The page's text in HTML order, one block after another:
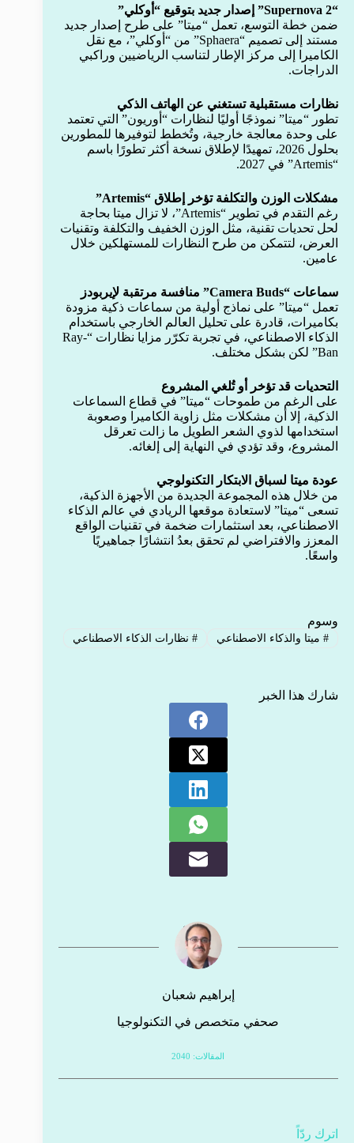
“Supernova 2” إصدار جديد بتوقيع “أوكلي”
ضمن خطة التوسع، تعمل “ميتا” على طرح إصدار جديد
مستند إلى تصميم “Sphaera” من “أوكلي”، مع نقل
الكاميرا إلى مركز الإطار لتناسب الرياضيين وراكبي
الدراجات.
نظارات مستقبلية تستغني عن الهاتف الذكي
تطور “ميتا” نموذجًا أوليًا لنظارات “أوريون” التي تعتمد
على وحدة معالجة خارجية، وتُخطط لتوفيرها للمطورين
بحلول 2026، تمهيدًا لإطلاق نسخة أكثر تطورًا باسم
“Artemis” في 2027.
مشكلات الوزن والتكلفة تؤخر إطلاق “Artemis”
رغم التقدم في تطوير “Artemis”، لا تزال ميتا بحاجة
لحل تحديات تقنية، مثل الوزن الخفيف والتكلفة وتقنيات
العرض، لتتمكن من طرح النظارات للمستهلكين خلال
عامين.
سماعات “Camera Buds” منافسة مرتقبة لإيربودز
تعمل “ميتا” على نماذج أولية من سماعات ذكية مزودة
بكاميرات، قادرة على تحليل العالم الخارجي باستخدام
الذكاء الاصطناعي، في تجربة تكرّر مزايا نظارات “Ray-
Ban” لكن بشكل مختلف.
التحديات قد تؤخر أو تُلغي المشروع
على الرغم من طموحات “ميتا” في قطاع السماعات
الذكية، إلا أن مشكلات مثل زاوية الكاميرا وصعوبة
استخدامها لذوي الشعر الطويل ما زالت تعرقل
المشروع، وقد تؤدي في النهاية إلى إلغائه.
عودة ميتا لسباق الابتكار التكنولوجي
من خلال هذه المجموعة الجديدة من الأجهزة الذكية،
تسعى “ميتا” لاستعادة موقعها الريادي في عالم الذكاء
الاصطناعي، بعد استثمارات ضخمة في تقنيات الواقع
المعزز والافتراضي لم تحقق بعدُ انتشارًا جماهيريًا
واسعًا.
وسوم
#ميتا والذكاء الاصطناعي #نظارات الذكاء الاصطناعي
شارك هذا الخبر
إبراهيم شعبان
صحفي متخصص في التكنولوجيا
المقالات: 2040
اترك ردّاً